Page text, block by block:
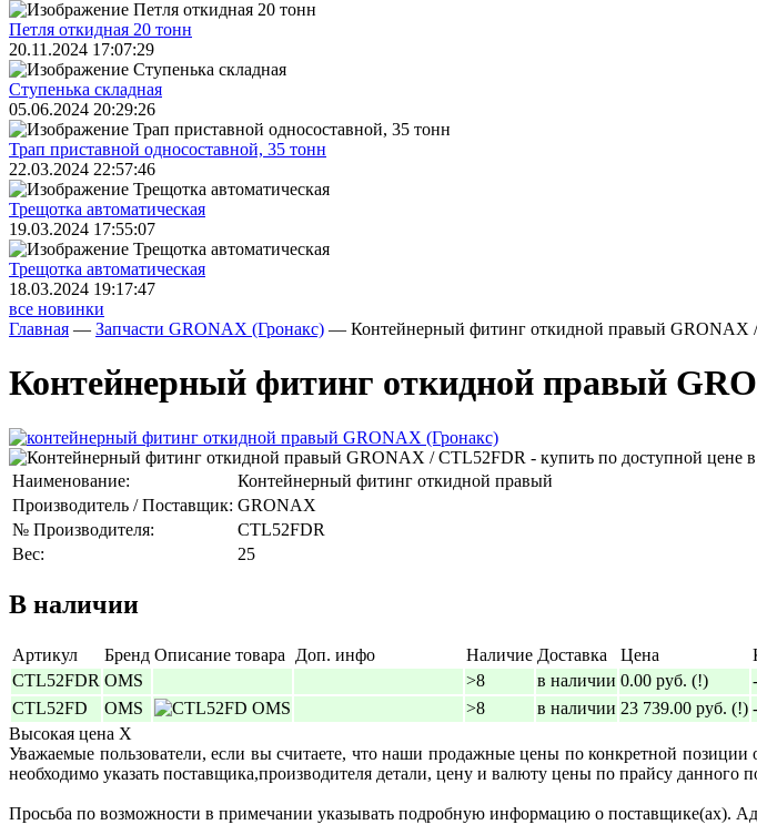
Петля откидная 20 тонн
20.11.2024 17:07:29
Ступенька складная
05.06.2024 20:29:26
Трап приставной односоставной, 35 тонн
22.03.2024 22:57:46
Трещoтка автоматическая
19.03.2024 17:55:07
Трещoтка автоматическая
18.03.2024 19:17:47
все новинки
Главная — Запчасти GRONAX (Гронакс) — Контейнерный фитинг откидной правый GRONAX
Контейнерный фитинг откидной правый
Наименование:
Контейнерный фитинг откидной правый
Производитель / Поставщик: GRONAX
№ Производителя:
CTL52FDR
Вес:
25
В наличии
Артикул Бренд Описание товара Доп. инфо Наличие Доставка Цена
CTL52FDR OMS >8 в наличии 0.00 руб. (!) -
CTL52FD
OMS >8 в наличии 23 739.00 руб. (!) -
Высокая цена X
Уважаемые пользователи, если вы считаете, что наши продажные цены по конкретной
необходимо указать поставщика,производителя детали, цену и валюту цены по прайсу данного
Просьба по возможности в примечании указывать подробную информацию о поставщике(ах).